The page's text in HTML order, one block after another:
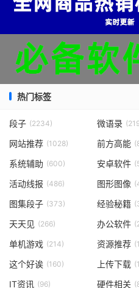
热门标签
段子 (2234) 微语录
网站推荐 (1028) 前方高能
系统辅助 (600) 安卓软件
活动线报 (486) 图形图像
图集段子 (373) 经验秘籍
天天见 (266) 办公软件
单机游戏 (214) 资源推荐
这个好诶 (160) 上传下载
IT资讯 (96) 硬件相关